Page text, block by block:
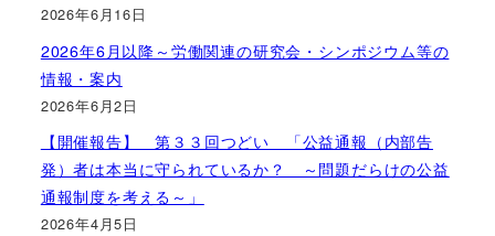
2026年6月16日
2026年6月以降～労働関連の研究会・シンポジウム等の
情報・案内
2026年6月2日
【開催報告】 第３３回つどい 「公益通報（内部告
発）者は本当に守られているか？ ～問題だらけの公益
通報制度を考える～」
2026年4月5日